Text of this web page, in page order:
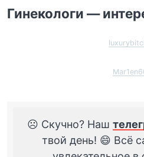
Гинекологи —
☹️ Скучно? Наш
твой день! 😄 Всё